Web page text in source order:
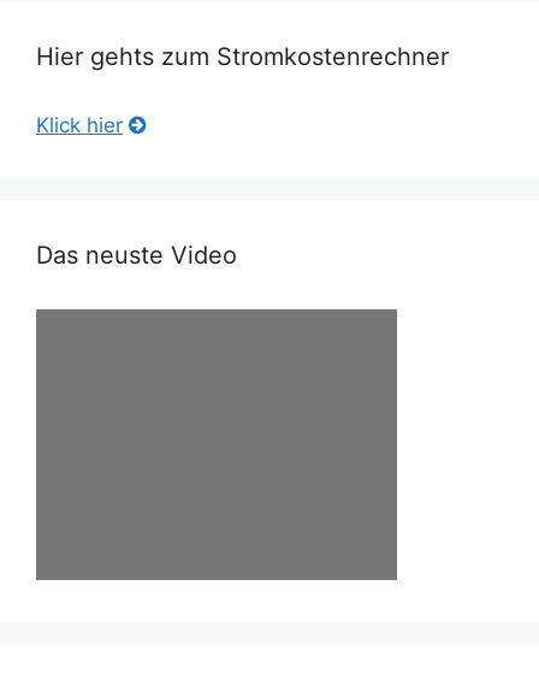
Hier gehts zum Stromkostenrechner
Klick hier
Das neuste Video